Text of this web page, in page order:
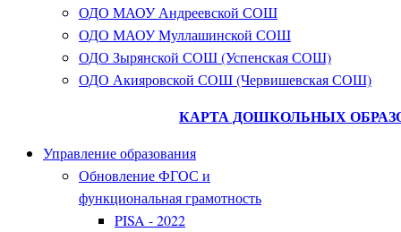
ОДО МАОУ Андреевской СОШ
ОДО МАОУ Муллашинской СОШ
ОДО Зырянской СОШ (Успенская СОШ)
ОДО Акияровской СОШ (Червишевская СОШ)
КАРТА ДОШКОЛЬНЫХ
Управление образования
Обновление ФГОС и
функциональная грамотность
PISA - 2022